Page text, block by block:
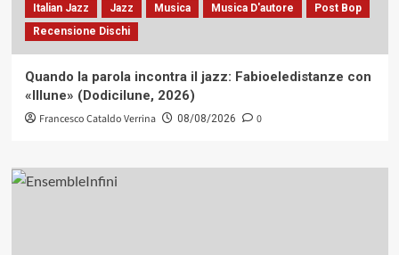
Italian Jazz
Jazz Musica Musica D'autore
Post Bop
Recensione Dischi
Quando la parola incontra il jazz: Fabioeledistanze con
«Illune» (Dodicilune, 2026)
Francesco Cataldo Verrina 08/08/2026 0